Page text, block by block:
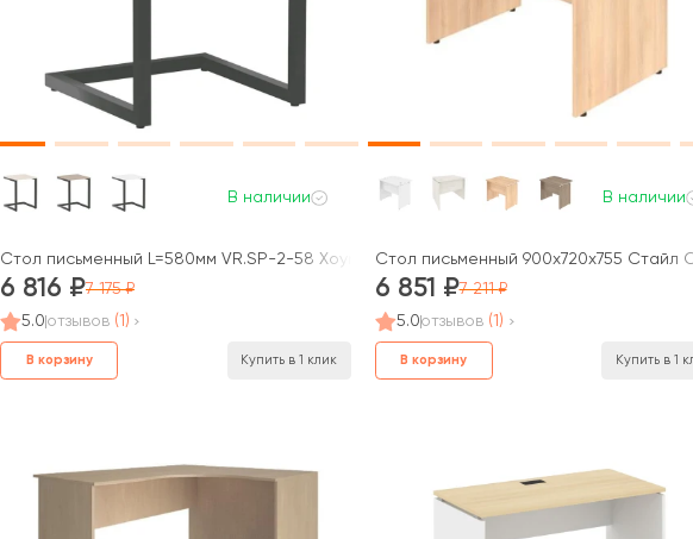
В наличии
Стол письменный L=580мм VR.SP-2-58 Хоум Офис / Home Office
6 816
7 175
5.0отзывов (1)
В корзину Купить в 1 клик
В наличии
Стол письменный 900x720x755 Стайл
6 851
7 211
5.0отзывов (1)
В корзину Купить в 1